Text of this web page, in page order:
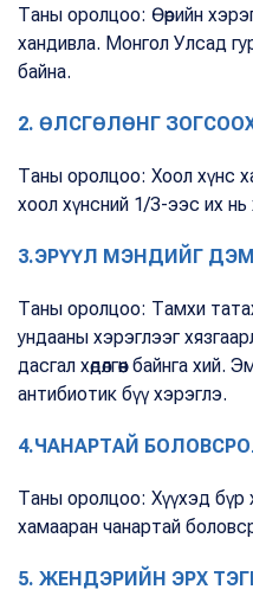
Таны оролцоо: Өөрийн
хандивла. Монгол Улсад
байна.
2. ӨЛСГӨЛӨНГ
Таны оролцоо: Хоол хүнс
хоол хүнсний 1/3-ээс их нь
3.ЭРҮҮЛ МЭНДИЙГ
Таны оролцоо: Тамхи
ундааны хэрэглээг
дасгал хөдөлгөөн байнга
антибиотик бүү хэрэглэ.
4.ЧАНАРТАЙ
Таны оролцоо: Хүүхэд бүр
хамааран чанартай
5. ЖЕНДЭРИЙН ЭРХ